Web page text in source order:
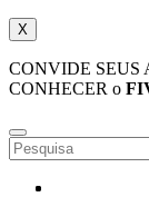
X
CONVIDE SEUS
CONHECER o